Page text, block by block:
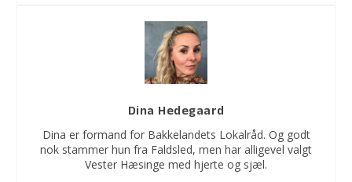
Dina Hedegaard
Dina er formand for Bakkelandets Lokalråd. Og godt
nok stammer hun fra Faldsled, men har alligevel valgt
Vester Hæsinge med hjerte og sjæl.